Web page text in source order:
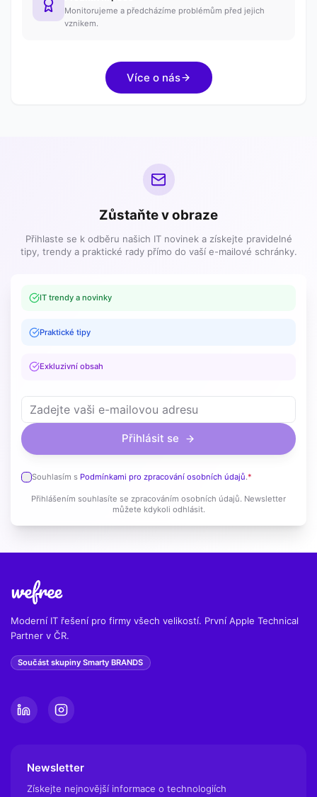
Monitorujeme a předcházíme problémům před jejich
vznikem.
Více o nás
Zůstaňte v obraze
Přihlaste se k odběru našich IT novinek a získejte pravidelné
tipy, trendy a praktické rady přímo do vaší e-mailové schránky.
IT trendy a novinky
Praktické tipy
Exkluzivní obsah
Přihlásit se
Souhlasím s Podmínkami pro zpracování osobních údajů.*
Přihlášením souhlasíte se zpracováním osobních údajů. Newsletter
můžete kdykoli odhlásit.
Moderní IT řešení pro firmy všech velikostí. První Apple Technical
Partner v ČR.
Součást skupiny Smarty BRANDS
Newsletter
Získejte nejnovější informace o technologiích